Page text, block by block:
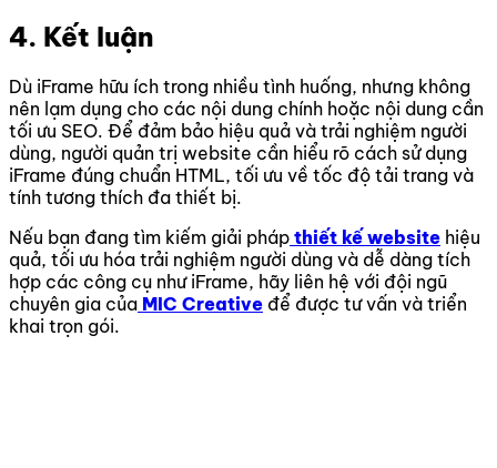
4. Kết luận
Dù iFrame hữu ích trong nhiều tình huống, nhưng không
nên lạm dụng cho các nội dung chính hoặc nội dung cần
tối ưu SEO. Để đảm bảo hiệu quả và trải nghiệm người
dùng, người quản trị website cần hiểu rõ cách sử dụng
iFrame đúng chuẩn HTML, tối ưu về tốc độ tải trang và
tính tương thích đa thiết bị.
Nếu bạn đang tìm kiếm giải pháp thiết kế website hiệu
quả, tối ưu hóa trải nghiệm người dùng và dễ dàng tích
hợp các công cụ như iFrame, hãy liên hệ với đội ngũ
chuyên gia của MIC Creative để được tư vấn và triển
khai trọn gói.